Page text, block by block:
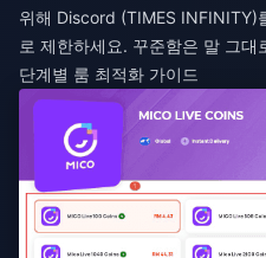
위해 Discord (TIMES
로 제한하세요. 꾸준함은 말 그대
단계별 룸 최적화 가이드